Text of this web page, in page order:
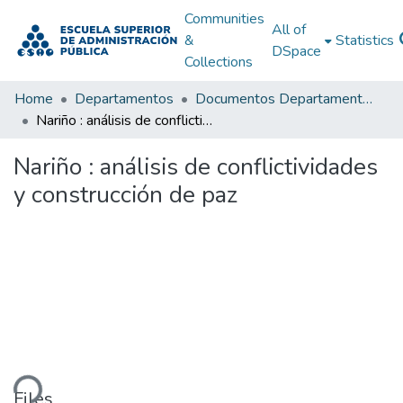
Communities
&
Collections
All of
DSpace
Statistics
Home Departamentos
Documentos Departamentales
Nariño : análisis de conflictividades y construcción de paz
Nariño : análisis de conflictividades
y construcción de paz